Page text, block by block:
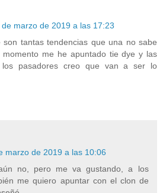
de marzo de 2019 a las 17:23
tantas tendencias que una no sabe
momento me he apuntado tie dye y las
los pasadores creo que van a ser lo
marzo de 2019 a las 10:06
no, pero me va gustando, a los
me quiero apuntar con el clon de